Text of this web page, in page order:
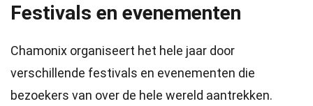
Festivals en evenementen
Chamonix organiseert het hele jaar door
verschillende festivals en evenementen die
bezoekers van over de hele wereld aantrekken.